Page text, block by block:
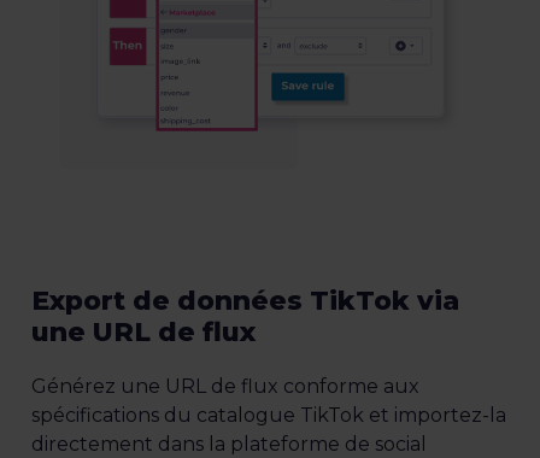
Export de données TikTok via
une URL de flux
Générez une URL de flux conforme aux
spécifications du catalogue TikTok et importez-la
directement dans la plateforme de social